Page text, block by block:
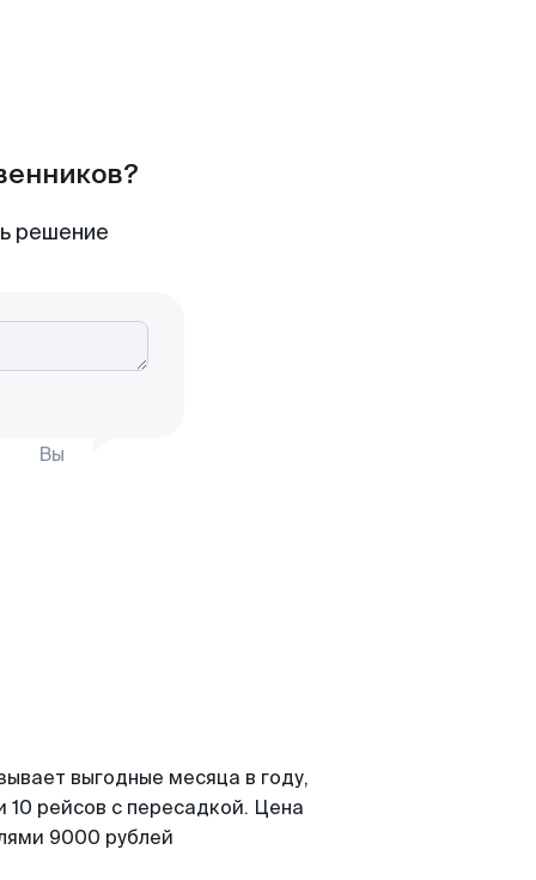
решение
Вы
выгодные месяца в году,
рейсов с пересадкой. Цена
9000 рублей